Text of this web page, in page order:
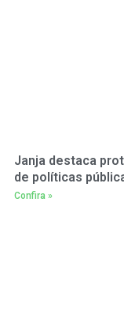
Janja destaca
de políticas
Confira »